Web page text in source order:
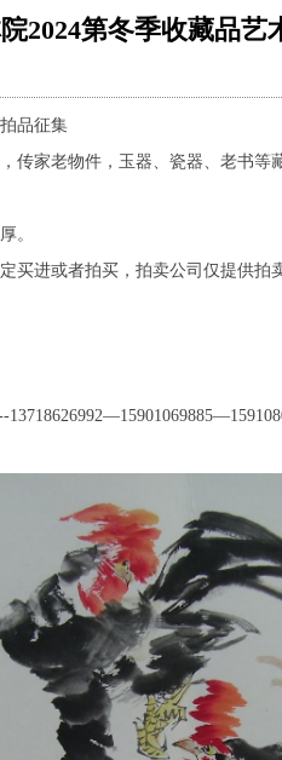
6
2024第冬季收藏品艺
品征集
传家老物件，玉器、瓷器、老书等
。
买进或者拍买，拍卖公司仅提供拍
13718626992—15901069885—